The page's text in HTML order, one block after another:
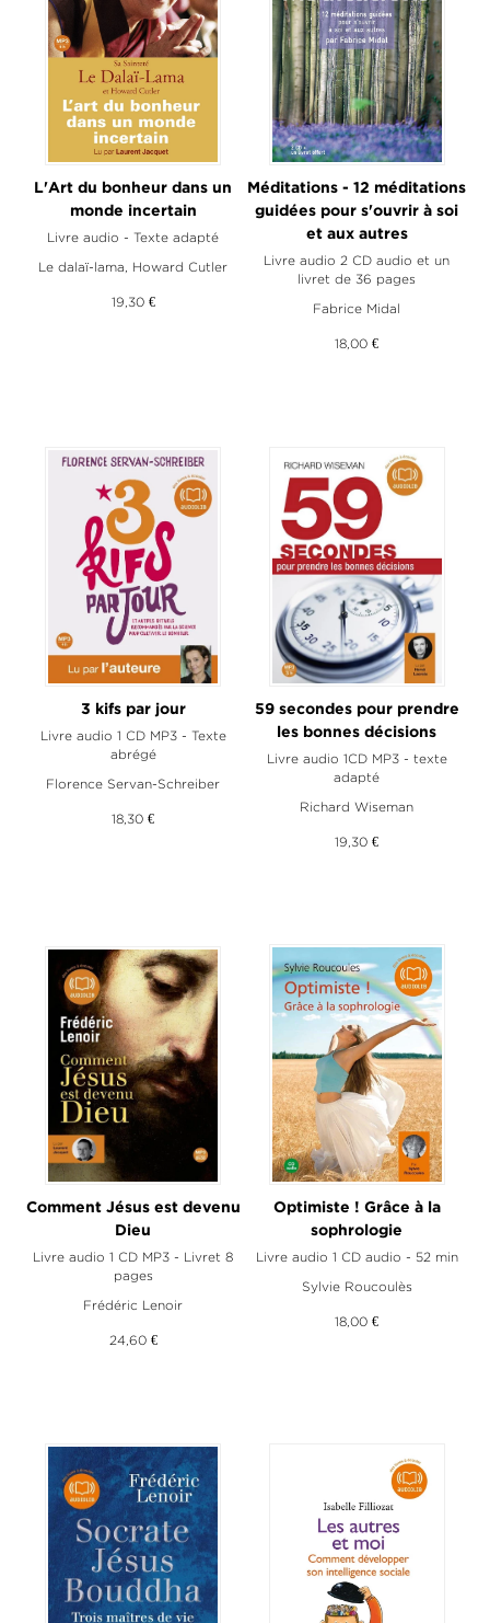
L'Art du bonheur dans un
monde incertain
Livre audio - Texte adapté
Le dalaï-lama Howard Cutler
19,30 €
Méditations - 12 méditations
guidées pour s'ouvrir à soi
et aux autres
Livre audio 2 CD audio et un
livret de 36 pages
Fabrice Midal
18,00 €
3 kifs par jour
Livre audio 1 CD MP3 - Texte
abrégé
Florence Servan-Schreiber
18,30 €
59 secondes pour prendre
les bonnes décisions
Livre audio 1CD MP3 - texte
adapté
Richard Wiseman
19,30 €
Comment Jésus est devenu
Dieu
Livre audio 1 CD MP3 - Livret 8
pages
Frédéric Lenoir
24,60 €
Optimiste ! Grâce à la
sophrologie
Livre audio 1 CD audio - 52 min
Sylvie Roucoulès
18,00 €